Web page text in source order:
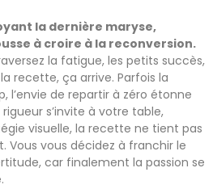
la dernière maryse,
à croire à la reconversion.
la fatigue, les petits succès,
recette, ça arrive. Parfois la
l’envie de repartir à zéro étonne
s’invite à votre table,
visuelle, la recette ne tient pas
Vous vous décidez à franchir le
car finalement la passion se